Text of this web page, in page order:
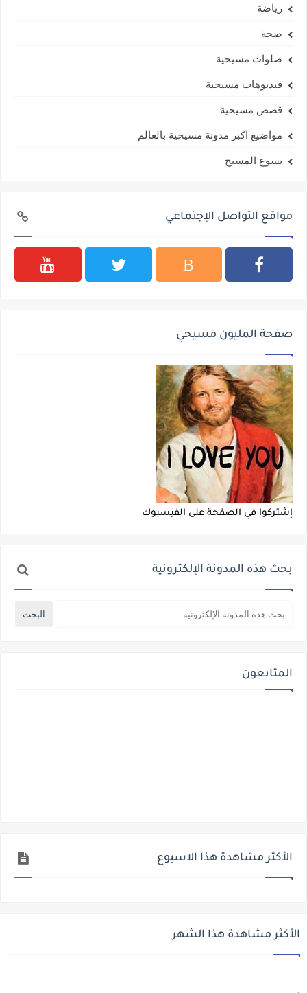
رياضة
صحة
صلوات مسيحية
فيديوهات مسيحية
قصص مسيحية
مواضيع اكبر مدونة مسيحية بالعالم
يسوع المسيح
مواقع التواصل الإجتماعي
صفحة المليون مسيحي
إشتركوا في الصفحة على الفيسبوك
بحث هذه المدونة الإلكترونية
المتابعون
الأكثر مشاهدة هذا الاسبوع
الأكثر مشاهدة هذا الشهر